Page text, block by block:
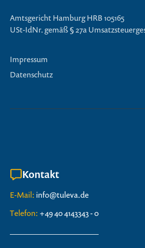
Amtsgericht Hamburg HRB 105165
USt-IdNr. gemäß § 27a
Impressum
Datenschutz
Kontakt
E-Mail: info@tuleva.de
Telefon: +49 40 4143343 - 0